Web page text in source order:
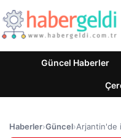
Güncel Haberler
Haberler›Güncel›Arjantin'de